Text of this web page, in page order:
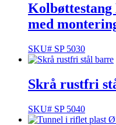
med
SKU# SP 5030
Skrå rustfri
SKU# SP 5040